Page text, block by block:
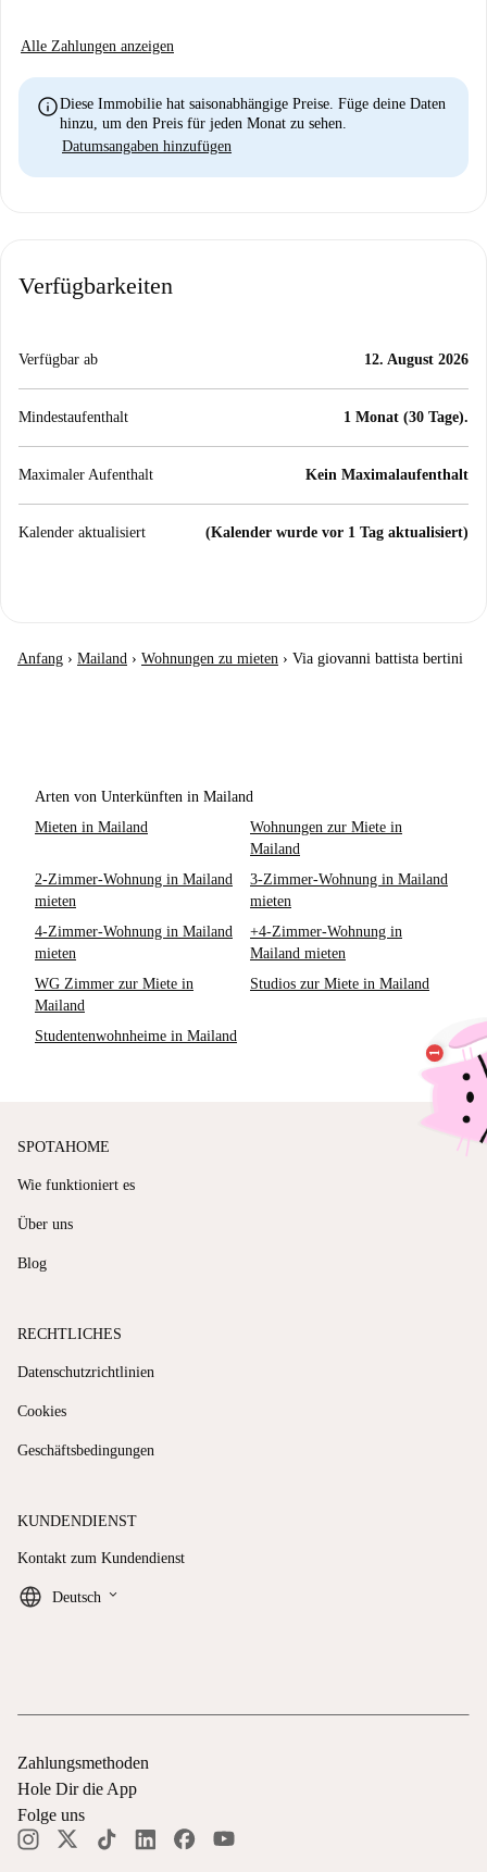
Alle Zahlungen anzeigen
infoDiese Immobilie hat saisonabhängige Preise. Füge deine Daten
hinzu, um den Preis für jeden Monat zu sehen.
Datumsangaben hinzufügen
Verfügbarkeiten
Verfügbar ab 12. August 2026
Mindestaufenthalt 1 Monat (30 Tage).
Maximaler Aufenthalt Kein Maximalaufenthalt
Kalender aktualisiert (Kalender wurde vor 1 Tag aktualisiert)
Anfang › Mailand › Wohnungen zu mieten › Via giovanni battista bertini
Arten von Unterkünften in Mailand
Mieten in Mailand
Wohnungen zur Miete in
Mailand
2-Zimmer-Wohnung in Mailand
mieten
3-Zimmer-Wohnung in Mailand
mieten
4-Zimmer-Wohnung in Mailand
mieten
+4-Zimmer-Wohnung in
Mailand mieten
WG Zimmer zur Miete in
Mailand
Studios zur Miete in Mailand
Studentenwohnheime in Mailand
SPOTAHOME
Wie funktioniert es
Über uns
Blog
RECHTLICHES
Datenschutzrichtlinien
Cookies
Geschäftsbedingungen
KUNDENDIENST
Kontakt zum Kundendienst
Deutsch keyboard_arrow_down
Zahlungsmethoden
Hole Dir die App
Folge uns